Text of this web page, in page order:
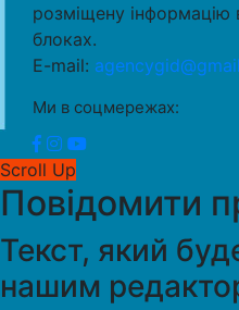
розміщену інформацію
блоках.
E-mail:
Ми в соцмережах:
Scroll Up
Повідомити
Текст, який
нашим